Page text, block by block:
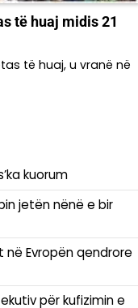
të huaj midis 21
të huaj, u vranë në
kuorum
jetën nënë e bir
Evropën qendrore
për kufizimin e